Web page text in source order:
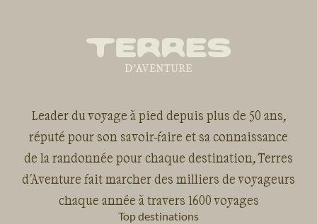
Leader du voyage à pied depuis plus de 50 ans,
réputé pour son savoir-faire et sa connaissance
de la randonnée pour chaque destination, Terres
d'Aventure fait marcher des milliers de voyageurs
chaque année à travers 1600 voyages
Top destinations